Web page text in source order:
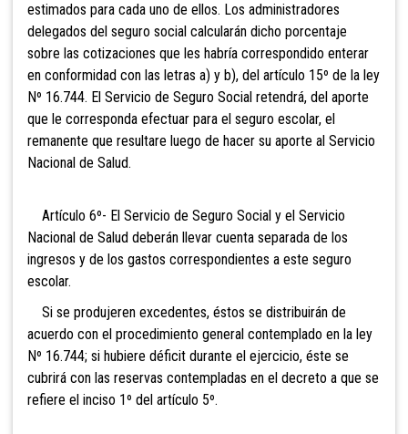
estimados para cada uno de ellos. Los administradores
delegados del seguro social calcularán dicho porcentaje
sobre las cotizaciones que les habría correspondido enterar
en conformidad con las letras a) y b), del artículo 15º de la ley
Nº 16.744. El Servicio de Seguro Social retendrá, del aporte
que le corresponda efectuar para el seguro escolar, el
remanente que resultare luego de hacer su aporte al Servicio
Nacional de Salud.
Artículo 6º- El Servicio de Seguro Social y el Servicio
Nacional de Salud deberán llevar cuenta separada de los
ingresos y de los gastos correspondientes a este seguro
escolar.
Si se produjeren excedentes, éstos se distribuirán de
acuerdo con el procedimiento general contemplado en la ley
Nº 16.744; si hubiere déficit durante el ejercicio, éste se
cubrirá con las reservas contempladas en el decreto a que se
refiere el inciso 1º del artículo 5º.